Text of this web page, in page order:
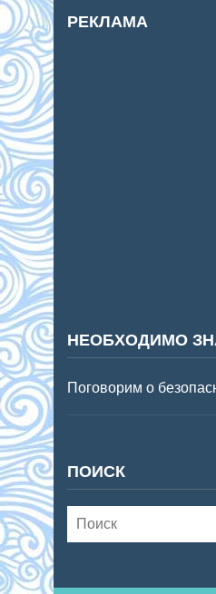
РЕКЛАМА
НЕОБХОДИМО
Поговорим о
ПОИСК